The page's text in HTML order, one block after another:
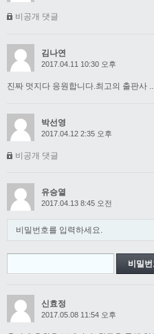
비공개 댓글
김나연
2017.04.11 10:30 오후
진짜 멋지다 응원합니다.최고의 출판사 ..
박선영
2017.04.12 2:35 오후
비공개 댓글
유승열
2017.04.13 8:45 오전
비밀번호를 입력하세요.
신효정
2017.05.08 11:54 오후